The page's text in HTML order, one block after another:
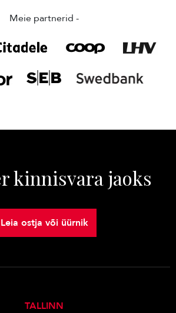
Meie partnerid -
kinnisvara jaoks
Leia ostja või üürnik
TALLINN